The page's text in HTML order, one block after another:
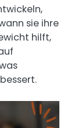
sie ihre
hilft,